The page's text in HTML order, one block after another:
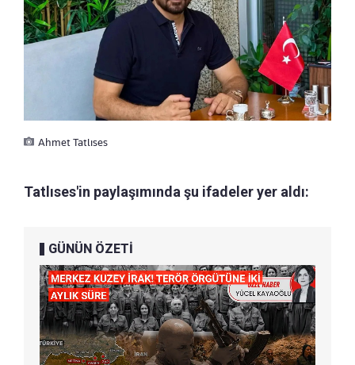
Ahmet Tatlıses
Tatlıses'in paylaşımında şu ifadeler yer aldı:
GÜNÜN ÖZETİ